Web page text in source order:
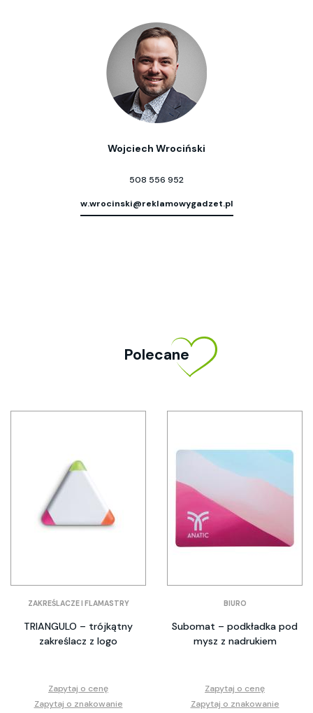
Wojciech Wrociński
508 556 952
w.wrocinski@reklamowygadzet.pl
Polecane
ZAKREŚLACZE I FLAMASTRY
TRIANGULO – trójkątny
zakreślacz z logo
Zapytaj o cenę
Zapytaj o znakowanie
BIURO
Subomat – podkładka pod
mysz z nadrukiem
Zapytaj o cenę
Zapytaj o znakowanie